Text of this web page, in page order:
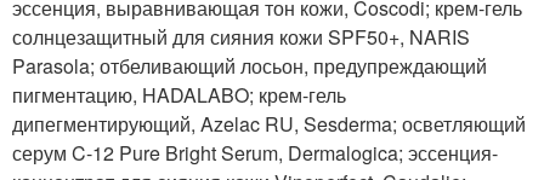
эссенция, выравнивающая тон кожи, Coscodi; крем-гель
солнцезащитный для сияния кожи SPF50+, NARIS
Parasola; отбеливающий лосьон, предупреждающий
пигментацию, HADALABO; крем-гель
дипегментирующий, Azelac RU, Sesderma; осветляющий
серум C-12 Pure Bright Serum, Dermalogica; эссенция-